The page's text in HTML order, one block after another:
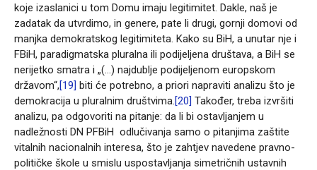
koje izaslanici u tom Domu imaju legitimitet. Dakle, naš je
zadatak da utvrdimo, in genere, pate li drugi, gornji domovi od
manjka demokratskog legitimiteta. Kako su BiH, a unutar nje i
FBiH, paradigmatska pluralna ili podijeljena društava, a BiH se
nerijetko smatra i „(…) najdublje podijeljenom europskom
državom“,[19] biti će potrebno, a priori napraviti analizu što je
demokracija u pluralnim društvima. [20] Također, treba izvršiti
analizu, pa odgovoriti na pitanje: da li bi ostavljanjem u
nadležnosti DN PFBiH odlučivanja samo o pitanjima zaštite
vitalnih nacionalnih interesa, što je zahtjev navedene pravno-
političke škole u smislu uspostavljanja simetričnih ustavnih